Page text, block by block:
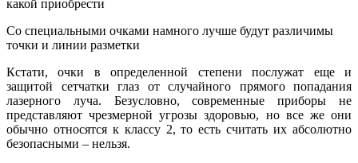
Со специальными очками намного лучше будут различимы
точки и линии разметки
Кстати, очки в определенной степени послужат еще и
защитой сетчатки глаз от случайного прямого попадания
лазерного луча. Безусловно, современные приборы не
представляют чрезмерной угрозы здоровью, но все же они
обычно относятся к классу 2, то есть считать их абсолютно
безопасными – нельзя.